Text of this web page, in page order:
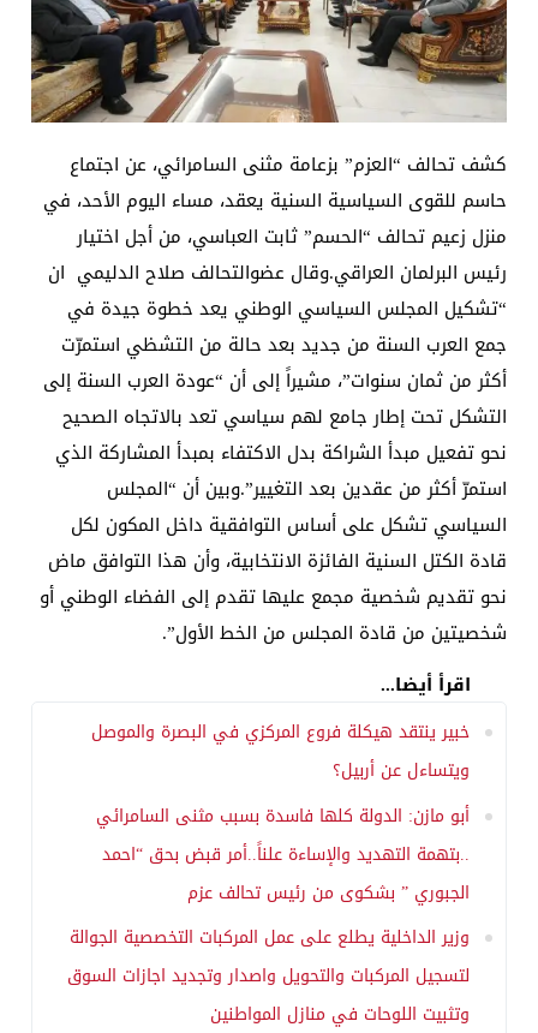
كشف تحالف “العزم” بزعامة مثنى السامرائي، عن اجتماع
حاسم للقوى السياسية السنية يعقد، مساء اليوم الأحد، في
منزل زعيم تحالف “الحسم” ثابت العباسي، من أجل اختيار
رئيس البرلمان العراقي.وقال عضوالتحالف صلاح الدليمي ان
“تشكيل المجلس السياسي الوطني يعد خطوة جيدة في
جمع العرب السنة من جديد بعد حالة من التشظي استمرّت
أكثر من ثمان سنوات”، مشيراً إلى أن “عودة العرب السنة إلى
التشكل تحت إطار جامع لهم سياسي تعد بالاتجاه الصحيح
نحو تفعيل مبدأ الشراكة بدل الاكتفاء بمبدأ المشاركة الذي
استمرّ أكثر من عقدين بعد التغيير”.وبين أن “المجلس
السياسي تشكل على أساس التوافقية داخل المكون لكل
قادة الكتل السنية الفائزة الانتخابية، وأن هذا التوافق ماض
نحو تقديم شخصية مجمع عليها تقدم إلى الفضاء الوطني أو
شخصيتين من قادة المجلس من الخط الأول”.
اقرأ أيضا...
خبير ينتقد هيكلة فروع المركزي في البصرة والموصل
ويتساءل عن أربيل؟
أبو مازن: الدولة كلها فاسدة بسبب مثنى السامرائي
..بتهمة التهديد والإساءة علناً..أمر قبض بحق “احمد
الجبوري ” بشكوى من رئيس تحالف عزم
وزير الداخلية يطلع على عمل المركبات التخصصية الجوالة
لتسجيل المركبات والتحويل واصدار وتجديد اجازات السوق
وتثبيت اللوحات في منازل المواطنين